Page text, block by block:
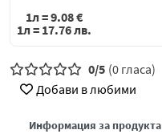
1л =9.08€
1л = 17.76лв.
0/5 (0 гласа)
Добави в любими
Информация за продукта